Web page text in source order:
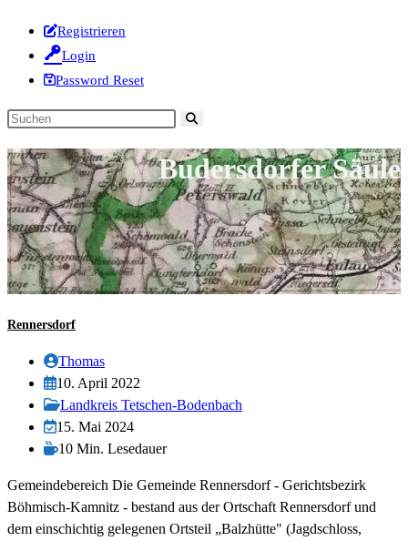
Registrieren
Login
Password Reset
Diese
durchsuchen
Budersdorfer Säule
Rennersdorf
Beitrags-
Autor:
Thomas
Beitrag
veröffentlicht:
10. April 2022
Beitrags-
Kategorie:
Landkreis Tetschen-Bodenbach
Beitrag
zuletzt
am:
15. Mai 2024
Lesedauer:
10 Min. Lesedauer
Gemeindebereich Die Gemeinde Rennersdorf - Gerichtsbezirk
Böhmisch-Kamnitz - bestand aus der Ortschaft Rennersdorf und
dem einschichtig gelegenen Ortsteil „Balzhütte" (Jagdschloss,